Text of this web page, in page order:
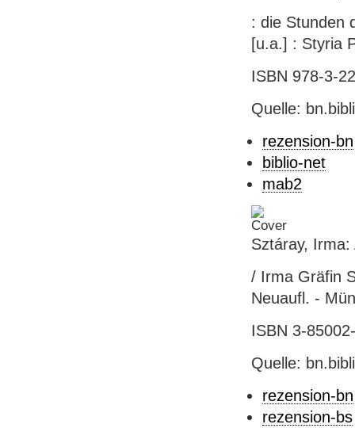
: die Stunden
[u.a.] : Styria
ISBN 978-3-
Quelle:
rezension-bn
biblio-net
mab2
Sztáray,
/ Irma Gräfin
Neuaufl. -
ISBN 3-
Quelle:
rezension-bn
rezension-bs